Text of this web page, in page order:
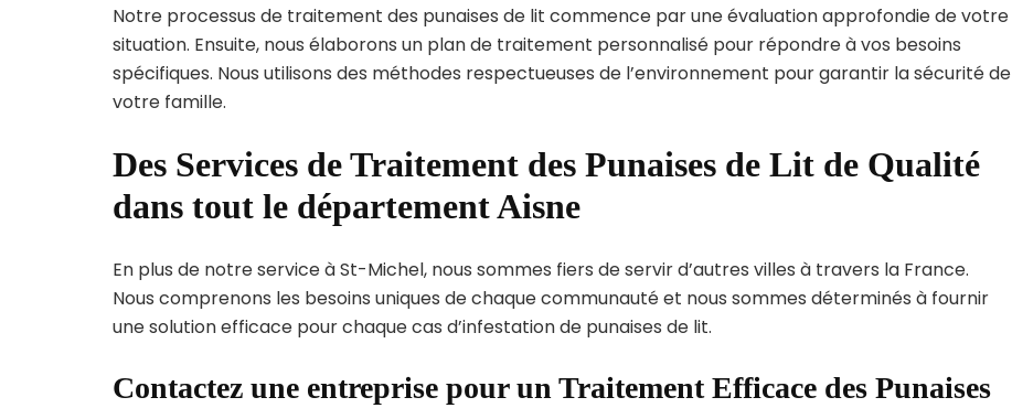
Notre processus de traitement des punaises de lit commence par une évaluation approfondie de votre
situation. Ensuite, nous élaborons un plan de traitement personnalisé pour répondre à vos besoins
spécifiques. Nous utilisons des méthodes respectueuses de l’environnement pour garantir la sécurité de
votre famille.
Des Services de Traitement des Punaises de Lit de Qualité
dans tout le département Aisne
En plus de notre service à St-Michel, nous sommes fiers de servir d’autres villes à travers la France.
Nous comprenons les besoins uniques de chaque communauté et nous sommes déterminés à fournir
une solution efficace pour chaque cas d’infestation de punaises de lit.
Contactez une entreprise pour un Traitement Efficace des Punaises